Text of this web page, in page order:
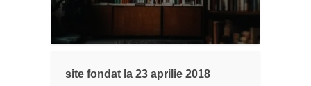
site fondat la 23 aprilie 2018